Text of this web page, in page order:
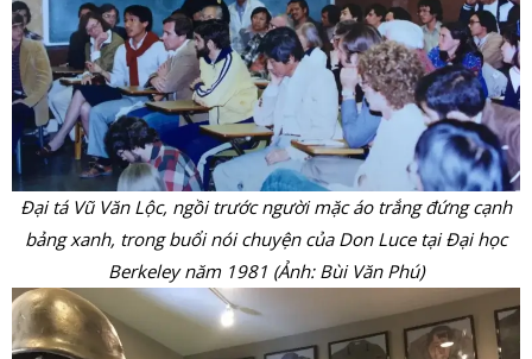
Đại tá Vũ Văn Lộc, ngồi trước người mặc áo trắng đứng cạnh
bảng xanh, trong buổi nói chuyện của Don Luce tại Đại học
Berkeley năm 1981 (Ảnh: Bùi Văn Phú)